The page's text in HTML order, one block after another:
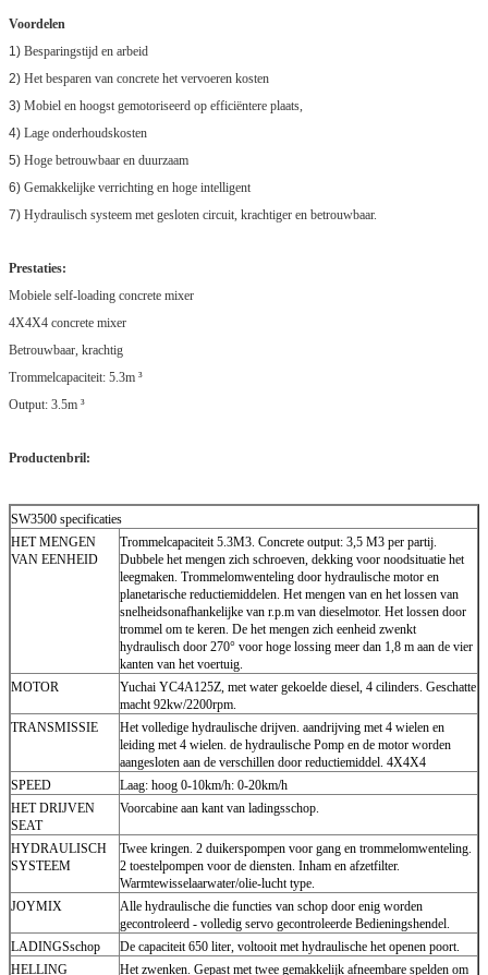
Voordelen
1) Besparingstijd en arbeid
2) Het besparen van concrete het vervoeren kosten
3) Mobiel en hoogst gemotoriseerd op efficiëntere plaats,
4) Lage onderhoudskosten
5) Hoge betrouwbaar en duurzaam
6) Gemakkelijke verrichting en hoge intelligent
7) Hydraulisch systeem met gesloten circuit, krachtiger en betrouwbaar.
Prestaties:
Mobiele self-loading concrete mixer
4X4X4 concrete mixer
Betrouwbaar, krachtig
Trommelcapaciteit: 5.3m ³
Output: 3.5m ³
Productenbril:
SW3500 specificaties
HET MENGEN
VAN EENHEID
Trommelcapaciteit 5.3M3. Concrete output: 3,5 M3 per partij.
Dubbele het mengen zich schroeven, dekking voor noodsituatie het
leegmaken. Trommelomwenteling door hydraulische motor en
planetarische reductiemiddelen. Het mengen van en het lossen van
snelheidsonafhankelijke van r.p.m van dieselmotor. Het lossen door
trommel om te keren. De het mengen zich eenheid zwenkt
hydraulisch door 270° voor hoge lossing meer dan 1,8 m aan de vier
kanten van het voertuig.
MOTOR
Yuchai YC4A125Z, met water gekoelde diesel, 4 cilinders. Geschatte
macht 92kw/2200rpm.
TRANSMISSIE
Het volledige hydraulische drijven. aandrijving met 4 wielen en
leiding met 4 wielen. de hydraulische Pomp en de motor worden
aangesloten aan de verschillen door reductiemiddel. 4X4X4
SPEED
Laag: hoog 0-10km/h: 0-20km/h
HET DRIJVEN
SEAT
Voorcabine aan kant van ladingsschop.
HYDRAULISCH
SYSTEEM
Twee kringen. 2 duikerspompen voor gang en trommelomwenteling.
2 toestelpompen voor de diensten. Inham en afzetfilter.
Warmtewisselaarwater/olie-lucht type.
JOYMIX
Alle hydraulische die functies van schop door enig worden
gecontroleerd - volledig servo gecontroleerde Bedieningshendel.
LADINGSschop
De capaciteit 650 liter, voltooit met hydraulische het openen poort.
HELLING
Het zwenken. Gepast met twee gemakkelijk afneembare spelden om